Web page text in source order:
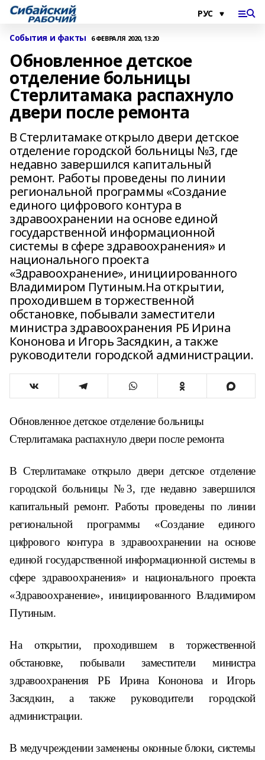
События и факты 6 ФЕВРАЛЯ 2020, 13:20
Обновленное детское
отделение больницы
Стерлитамака распахнуло
двери после ремонта
В Стерлитамаке открыло двери детское
отделение городской больницы №3, где
недавно завершился капитальный
ремонт. Работы проведены по линии
региональной программы «Создание
единого цифрового контура в
здравоохранении на основе единой
государственной информационной
системы в сфере здравоохранения» и
национального проекта
«Здравоохранение», инициированного
Владимиром Путиным.На открытии,
проходившем в торжественной
обстановке, побывали заместители
министра здравоохранения РБ Ирина
Кононова и Игорь Засядкин, а также
руководители городской администрации.
Обновленное детское отделение больницы
Стерлитамака распахнуло двери после ремонта
В Стерлитамаке открыло двери детское отделение
городской больницы №3, где недавно завершился
капитальный ремонт. Работы проведены по линии
региональной программы «Создание единого
цифрового контура в здравоохранении на основе
единой государственной информационной системы в
сфере здравоохранения» и национального проекта
«Здравоохранение», инициированного Владимиром
Путиным.
На открытии, проходившем в торжественной
обстановке, побывали заместители министра
здравоохранения РБ Ирина Кононова и Игорь
Засядкин, а также руководители городской
администрации.
В медучреждении заменены оконные блоки, системы